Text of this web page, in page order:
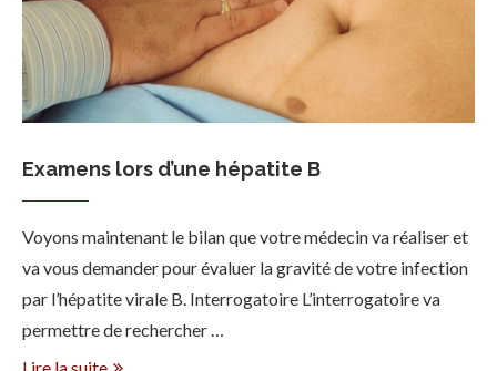
Examens lors d’une hépatite B
Voyons maintenant le bilan que votre médecin va réaliser et
va vous demander pour évaluer la gravité de votre infection
par l’hépatite virale B. Interrogatoire L’interrogatoire va
permettre de rechercher …